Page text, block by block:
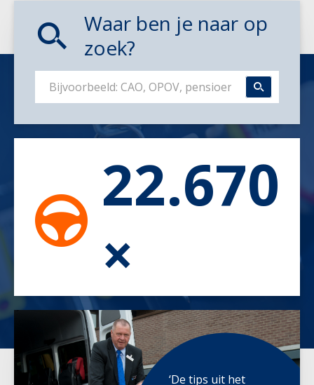
Waar ben je naar op
zoek?
22.670
‘De tips uit het